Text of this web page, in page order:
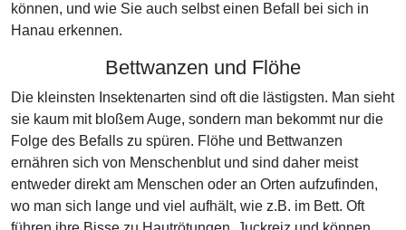
können, und wie Sie auch selbst einen Befall bei sich in
Hanau erkennen.
Bettwanzen und Flöhe
Die kleinsten Insektenarten sind oft die lästigsten. Man sieht
sie kaum mit bloßem Auge, sondern man bekommt nur die
Folge des Befalls zu spüren. Flöhe und Bettwanzen
ernähren sich von Menschenblut und sind daher meist
entweder direkt am Menschen oder an Orten aufzufinden,
wo man sich lange und viel aufhält, wie z.B. im Bett. Oft